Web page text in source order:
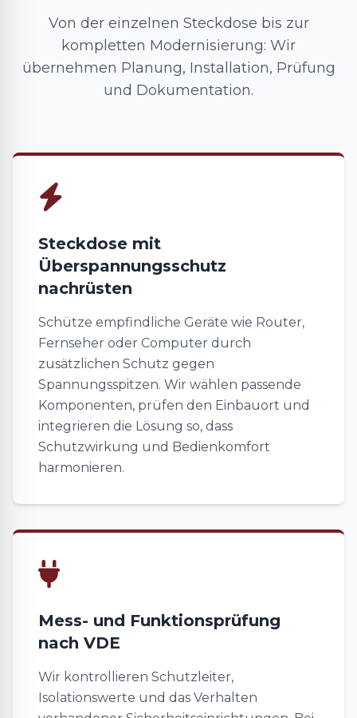
Von der einzelnen Steckdose bis zur
kompletten Modernisierung: Wir
übernehmen Planung, Installation, Prüfung
und Dokumentation.
Steckdose mit
Überspannungsschutz
nachrüsten
Schütze empfindliche Geräte wie Router,
Fernseher oder Computer durch
zusätzlichen Schutz gegen
Spannungsspitzen. Wir wählen passende
Komponenten, prüfen den Einbauort und
integrieren die Lösung so, dass
Schutzwirkung und Bedienkomfort
harmonieren.
Mess- und Funktionsprüfung
nach VDE
Wir kontrollieren Schutzleiter,
Isolationswerte und das Verhalten